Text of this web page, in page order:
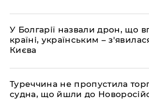
У Болгарії назвали дрон, що
країні, українським –
Києва
Туреччина не пропустила
судна, що йшли до